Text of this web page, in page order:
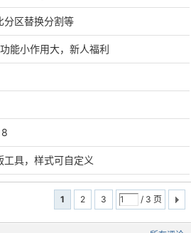
分区替换分割等
能小作用大，新人福利
具，样式可自定义
1 2 3 / 3 页